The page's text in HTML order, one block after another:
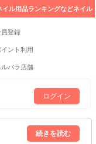
ル用品ランキングなどネイル
員登録
イント利用
ルパラ店舗
ログイン